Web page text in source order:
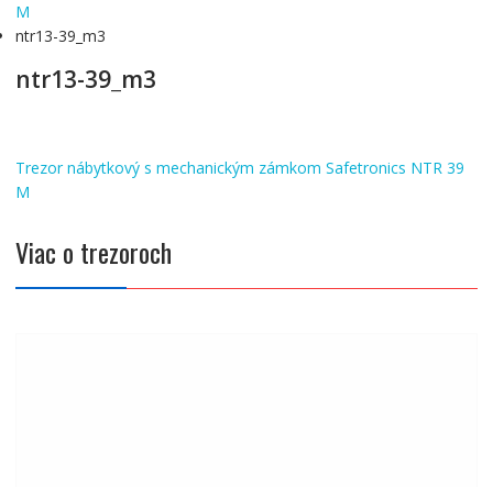
M
ntr13-39_m3
ntr13-39_m3
Navigácia
v
Trezor nábytkový s mechanickým zámkom Safetronics NTR 39
M
Viac o trezoroch